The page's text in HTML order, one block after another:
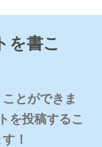
を書こ
とができま
を投稿するこ
！